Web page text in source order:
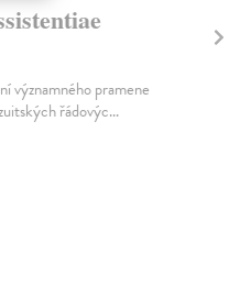
významného pramene
řádovýc...